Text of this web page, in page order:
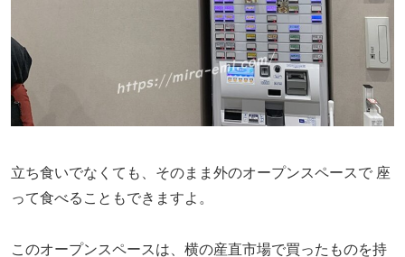
立ち食いでなくても、そのまま外のオープンスペースで 座
って食べることもできますよ。
このオープンスペースは、横の産直市場で買ったものを持